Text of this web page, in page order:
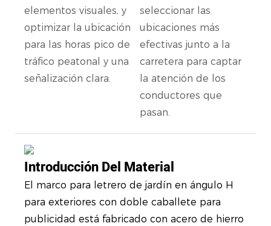
elementos visuales, y
optimizar la ubicación
para las horas pico de
tráfico peatonal y una
señalización clara.
seleccionar las
ubicaciones más
efectivas junto a la
carretera para captar
la atención de los
conductores que
pasan.
Introducción Del Material
El marco para letrero de jardín en ángulo H
para exteriores con doble caballete para
publicidad está fabricado con acero de hierro